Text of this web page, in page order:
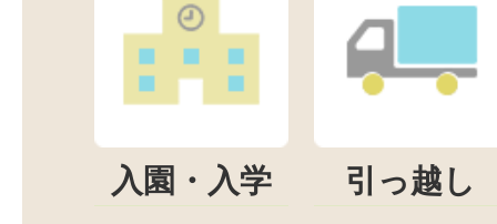
入園・入学 引っ越し